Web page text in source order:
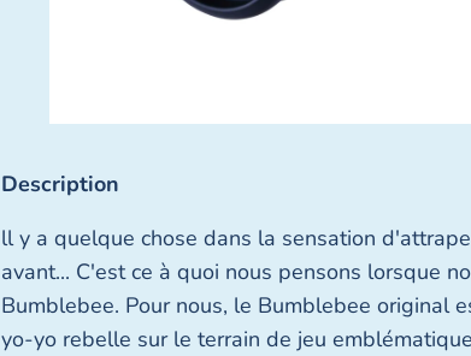
Description
ll y a quelque chose dans la sensation
avant... C'est ce à quoi nous pensons lorsque
Bumblebee. Pour nous, le Bumblebee original
yo-yo rebelle sur le terrain de jeu